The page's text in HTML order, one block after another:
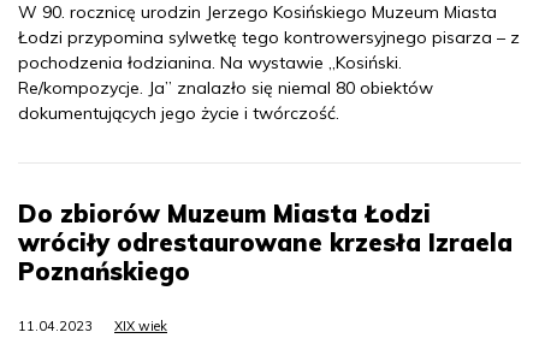
W 90. rocznicę urodzin Jerzego Kosińskiego Muzeum Miasta
Łodzi przypomina sylwetkę tego kontrowersyjnego pisarza – z
pochodzenia łodzianina. Na wystawie „Kosiński.
Re/kompozycje. Ja” znalazło się niemal 80 obiektów
dokumentujących jego życie i twórczość.
Do zbiorów Muzeum Miasta Łodzi
wróciły odrestaurowane krzesła Izraela
Poznańskiego
11.04.2023 XIX wiek